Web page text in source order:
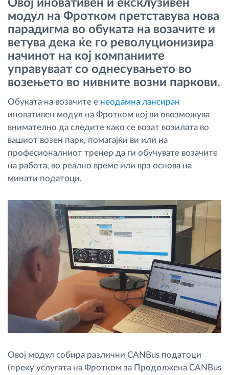
Управување со горивото
Планирање и следење на рутите
Автоматска идентификација на возачите
Како ја решаваме
Калкулатор за заштеди
Овој иновативен и ексклузивен
модул на Фротком претставува нова
парадигма во обуката на возачите и
ветува дека ќе го револуционизира
начинот на кој компаниите
управуваат со однесувањето во
возењето во нивните возни паркови.
Обуката на возачите е неодамна лансиран
иновативен модул на Фротком кој ви овозможува
внимателно да следите како се возат возилата во
вашиот возен парк, помагајќи ви или на
професионалниот тренер да ги обучувате возачите
на работа, во реално време или врз основа на
минати податоци.
Овој модул собира различни CANBus податоци
(преку услугата на Фротком за Продолжена CANBus